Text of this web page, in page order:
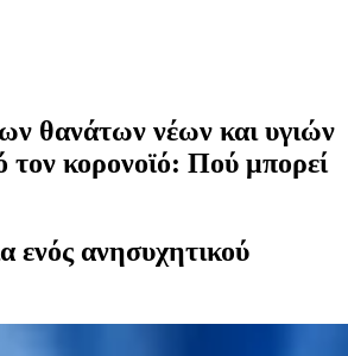
θανάτων νέων και υγιών
κορονοϊό: Πού μπορεί
ενός ανησυχητικού